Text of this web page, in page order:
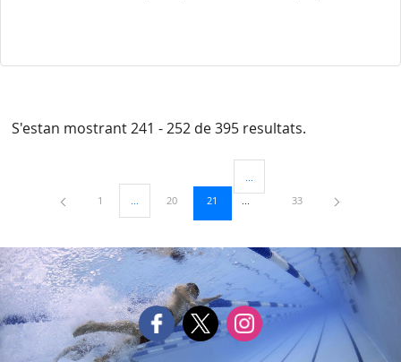
S'estan mostrant 241 - 252 de 395 resultats.
Pàgina
1 ...Pàgines intermèdies Utilitzeu TAB per navegar.
Pàgina
20 Pàgina
21
Pàgines intermèdies Utilitzeu
Pàgina
33